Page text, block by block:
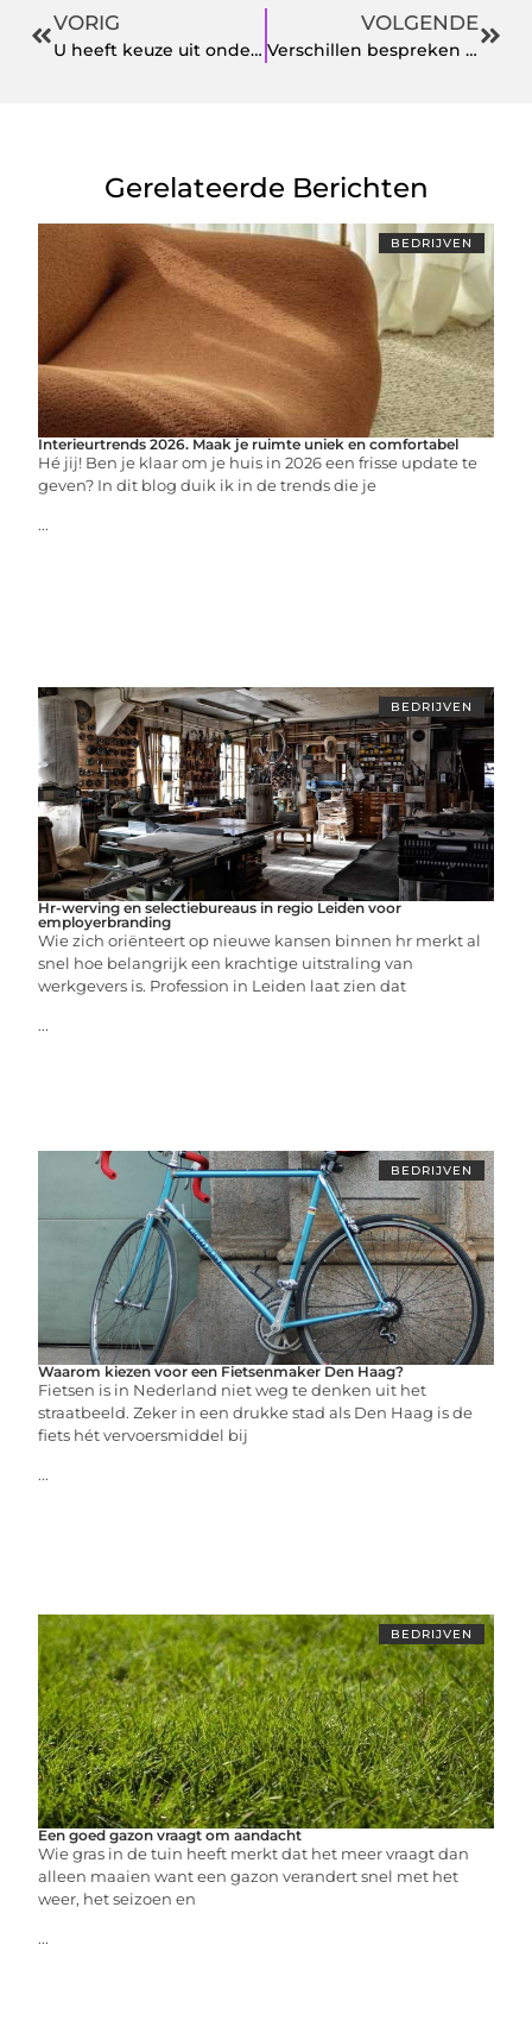
VORIG
U heeft keuze uit onder andere een inbouw gashaard of MCZ pelletkachel bij deze specialist
VOLGENDE
Verschillen bespreken bij de Mediation Haarlem
Gerelateerde Berichten
BEDRIJVEN
Interieurtrends 2026. Maak je ruimte uniek en comfortabel
Hé jij! Ben je klaar om je huis in 2026 een frisse update te
geven? In dit blog duik ik in de trends die je
...
BEDRIJVEN
Hr-werving en selectiebureaus in regio Leiden voor
employerbranding
Wie zich oriënteert op nieuwe kansen binnen hr merkt al
snel hoe belangrijk een krachtige uitstraling van
werkgevers is. Profession in Leiden laat zien dat
...
BEDRIJVEN
Waarom kiezen voor een Fietsenmaker Den Haag?
Fietsen is in Nederland niet weg te denken uit het
straatbeeld. Zeker in een drukke stad als Den Haag is de
fiets hét vervoersmiddel bij
...
BEDRIJVEN
Een goed gazon vraagt om aandacht
Wie gras in de tuin heeft merkt dat het meer vraagt dan
alleen maaien want een gazon verandert snel met het
weer, het seizoen en
...